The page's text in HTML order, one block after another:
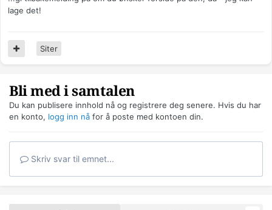
lage det!
Siter
Bli med i samtalen
Du kan publisere innhold nå og registrere deg senere. Hvis du har
en konto, logg inn nå for å poste med kontoen din.
Skriv svar til emnet...